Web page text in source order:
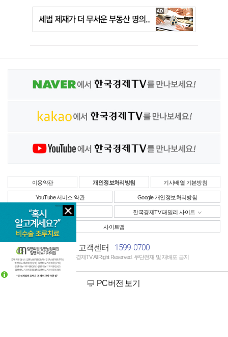
이용약관 개인정보처리방침 기사배열 기본방침
YouTube 서비스 약관 Google 개인정보처리방침
사업자정보 한국경제TV 패밀리 사이트
사이트맵
고객센터 1599-0700
Copyright © 한국경제TV All Right Reserved. 무단전재 및 재배포 금지
PC버전 보기